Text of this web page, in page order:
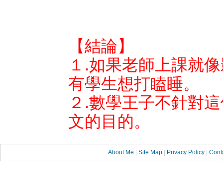
【結論】
１.如果老師上課就
有學生想打瞌睡。
２.數學王子不針對
文的目的。
About Me Site Map Privacy Policy